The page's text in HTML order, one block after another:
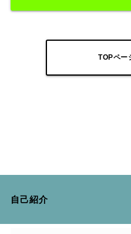
TOPペー
自己紹介